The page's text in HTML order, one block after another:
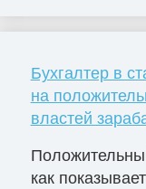
Бухгалтер в
на
властей
как